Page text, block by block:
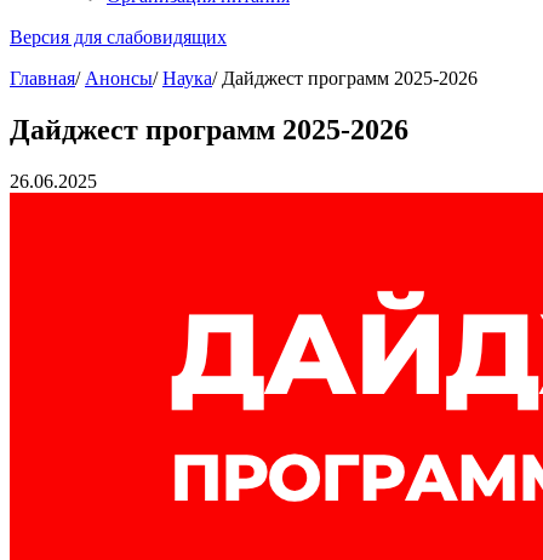
Версия для слабовидящих
Главная/ Анонсы/ Наука/ Дайджест программ 2025-2026
Дайджест программ 2025-2026
26.06.2025